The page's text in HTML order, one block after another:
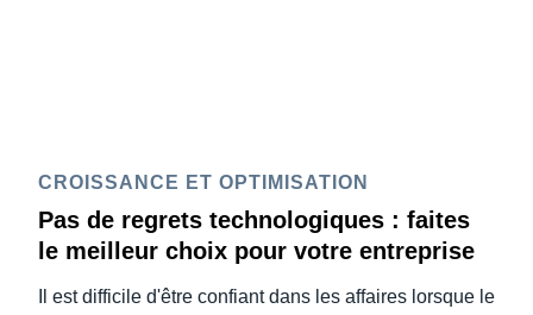
CROISSANCE ET OPTIMISATION
Pas de regrets technologiques : faites
le meilleur choix pour votre entreprise
Il est difficile d'être confiant dans les affaires lorsque le